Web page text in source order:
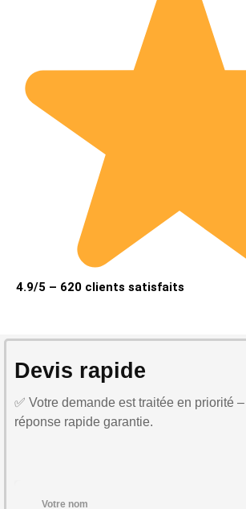
4.9/5 – 620 clients satisfaits
Devis rapide
✅ Votre demande est traitée en priorité
réponse rapide garantie.
Votre nom